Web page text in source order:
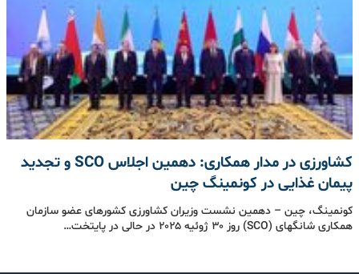
کشاورزی در مدار همکاری: دهمین اجلاس SCO و تجدید
پیمان غذایی در کونمینگ چین
کونمینگ، چین – دهمین نشست وزیران کشاورزی کشورهای عضو سازمان
همکاری شانگهای (SCO) روز ۳۰ ژوئیه ۲۰۲۵ در حالی در پایتخت…